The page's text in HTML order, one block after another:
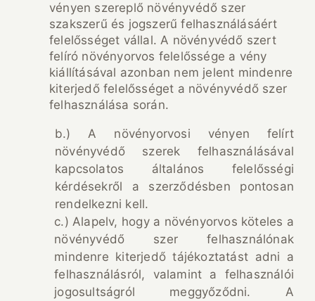
vényen szereplő növényvédő szer
szakszerű és jogszerű felhasználásáért
felelősséget vállal. A növényvédő szert
felíró növényorvos felelőssége a vény
kiállításával azonban nem jelent mindenre
kiterjedő felelősséget a növényvédő szer
felhasználása során.
b.) A növényorvosi vényen felírt
növényvédő szerek felhasználásával
kapcsolatos általános felelősségi
kérdésekről a szerződésben pontosan
rendelkezni kell.
c.) Alapelv, hogy a növényorvos köteles a
növényvédő szer felhasználónak
mindenre kiterjedő tájékoztatást adni a
felhasználásról, valamint a felhasználói
jogosultságról meggyőződni. A